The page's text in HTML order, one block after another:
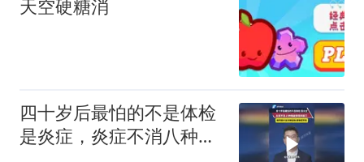
天空硬糖消
四十岁后最怕的不是体检
是炎症，炎症不消八种癌